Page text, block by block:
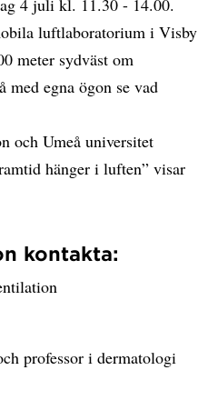
4 juli kl. 11.30 - 14.00.
luftlaboratorium i Visby
meter sydväst om
med egna ögon se vad
och Umeå universitet
hänger i luften” visar
kontakta:
professor i dermatologi